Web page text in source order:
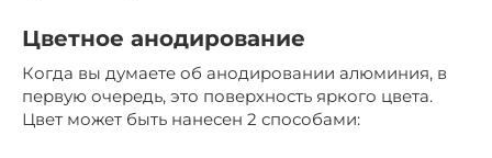
Цветное анодирование
Когда вы думаете об анодировании алюминия, в
первую очередь, это поверхность яркого цвета.
Цвет может быть нанесен 2 способами: